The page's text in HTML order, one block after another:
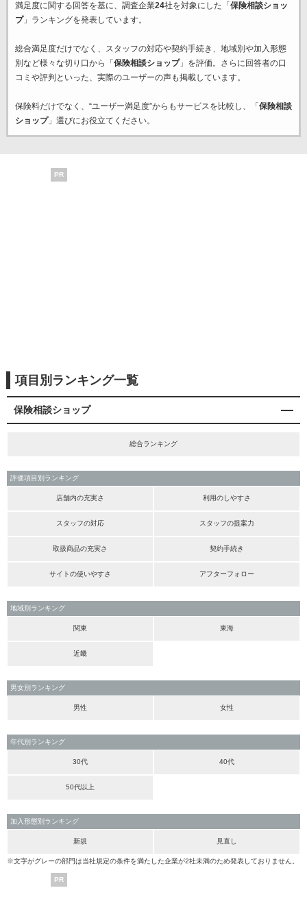
満足度に関する回答を基に、調査企業24社を対象にした「 保険相談ショッ
プ」ランキングを発表しています。
総合満足度だけでなく、スタッフの対応や契約手続き、地域別や加入形態
別など様々な切り口から「 保険相談ショップ」を評価。さらに回答者の口
コミや評判といった、実際のユーザーの声も掲載しています。
保険料だけでなく、“ユーザー満足度”からもサービスを比較し、「 保険相談
ショップ」選びにお役立てください。
PR
項目別ランキング一覧
保険相談ショップ
総合ランキング
評価項目別ランキング
店舗内の充実さ 利用のしやすさ
スタッフの対応 スタッフの提案力
取扱商品の充実さ 契約手続き
サイトの使いやすさ アフターフォロー
地域別ランキング
関東 東海
近畿
男女別ランキング
男性 女性
年代別ランキング
30代 40代
50代以上
加入形態別ランキング
新規 見直し
※文字がグレーの部門は当社規定の条件を満たした企業が2社未満のため発表しておりません。
PR